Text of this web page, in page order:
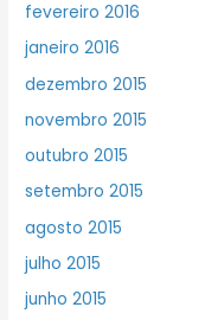
fevereiro 2016
janeiro 2016
dezembro 2015
novembro 2015
outubro 2015
setembro 2015
agosto 2015
julho 2015
junho 2015